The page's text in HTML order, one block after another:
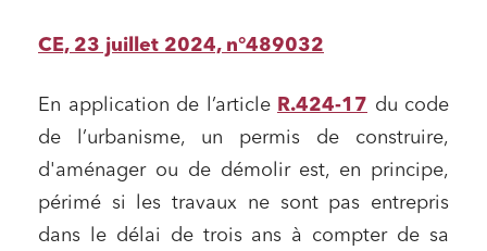
CE, 23 juillet 2024, n°489032
En application de l’article R.424-17 du code
de l’urbanisme, un permis de construire,
d'aménager ou de démolir est, en principe,
périmé si les travaux ne sont pas entrepris
dans le délai de trois ans à compter de sa